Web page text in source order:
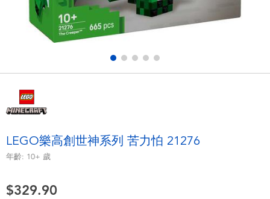
益智學習玩具
毛毛公仔玩具
夏日用品
LeapFrog跳跳蛙
LEGO樂高創世神系列 苦力怕 21276
年齡: 10+ 歲
$329.90